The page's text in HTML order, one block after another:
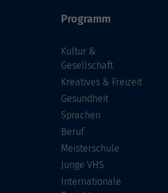
Programm
Kultur &
Gesellschaft
Kreatives & Freizeit
Gesundheit
Sprachen
Beruf
Meisterschule
Junge VHS
Internationale